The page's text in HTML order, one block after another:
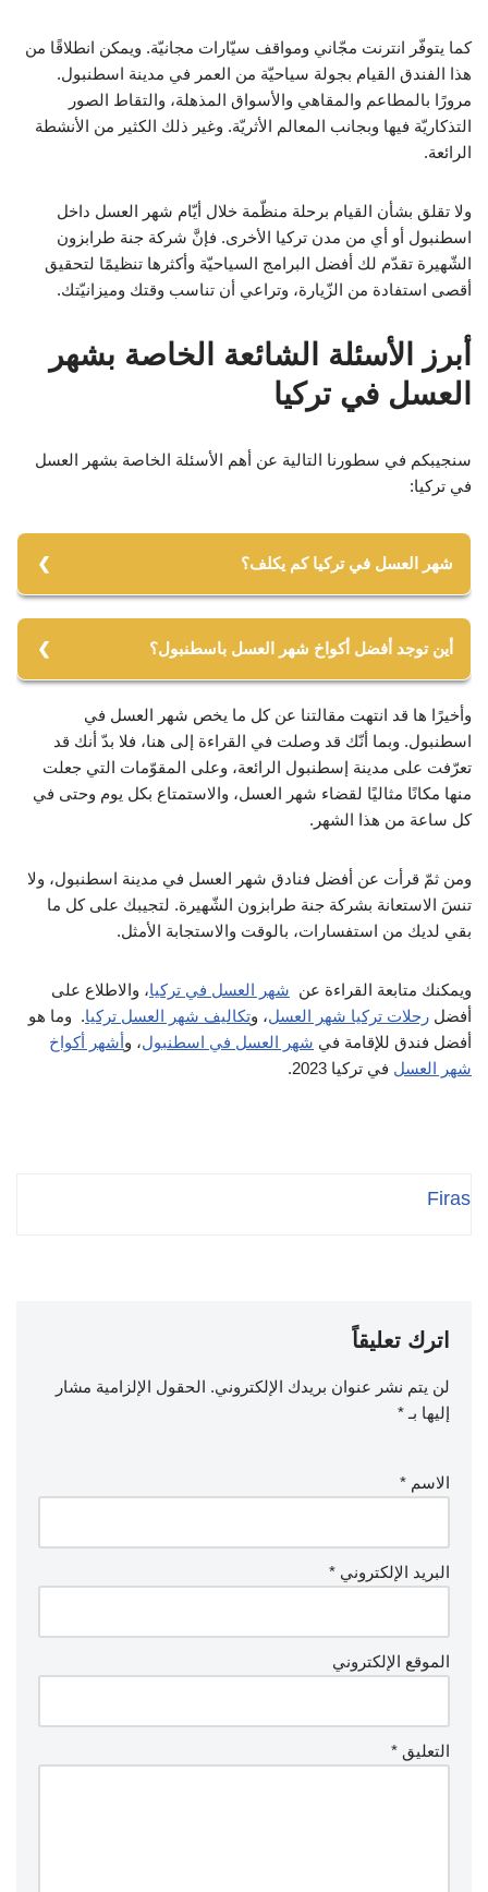
كما يتوفّر انترنت مجّاني ومواقف سيّارات مجانيّة. ويمكن انطلاقًا من
هذا الفندق القيام بجولة سياحيّة من العمر في مدينة اسطنبول.
مرورًا بالمطاعم والمقاهي والأسواق المذهلة، والتقاط الصور
التذكاريّة فيها وبجانب المعالم الأثريّة. وغير ذلك الكثير من الأنشطة
الرائعة.
ولا تقلق بشأن القيام برحلة منظّمة خلال أيّام شهر العسل داخل
اسطنبول أو أي من مدن تركيا الأخرى. فإنَّ شركة جنة طرابزون
الشّهيرة تقدّم لك أفضل البرامج السياحيّة وأكثرها تنظيمًا لتحقيق
أقصى استفادة من الزّيارة، وتراعي أن تناسب وقتك وميزانيّتك.
أبرز الأسئلة الشائعة الخاصة بشهر
العسل في تركيا
سنجيبكم في سطورنا التالية عن أهم الأسئلة الخاصة بشهر العسل
في تركيا:
شهر العسل في تركيا كم يكلف؟
دولارًا. ويمكن لشركة جنة طرابزون الشّهيرة أن تطلعك على آخر
مستجدات الأسعار حول تكلفة شهر العسل في تركيا 2023.
أين توجد أفضل أكواخ شهر العسل باسطنبول؟
الأكواخ الموجودة على سفح التلال الخضراء والمطلّة على البحر
الأسود ومضيق البوسفور. ويمكن لشركة جنة طرابزون الشّهيرة
أن تساعدك في إيجاد الأكواخ المناسبة في المناطق المناسبة
وبالأسعار المناسبة.
وأخيرًا ها قد انتهت مقالتنا عن كل ما يخص شهر العسل في
اسطنبول. وبما أنّك قد وصلت في القراءة إلى هنا، فلا بدّ أنك قد
تعرّفت على مدينة إسطنبول الرائعة، وعلى المقوّمات التي جعلت
منها مكانًا مثاليًا لقضاء شهر العسل، والاستمتاع بكل يوم وحتى في
كل ساعة من هذا الشهر.
ومن ثمّ قرأت عن أفضل فنادق شهر العسل في مدينة اسطنبول، ولا
تنسَ الاستعانة بشركة جنة طرابزون الشّهيرة. لتجيبك على كل ما
بقي لديك من استفسارات، بالوقت والاستجابة الأمثل.
ويمكنك متابعة القراءة عن شهر العسل في تركيا، والاطلاع على
أفضل رحلات تركيا شهر العسل، وتكاليف شهر العسل تركيا. وما هو
أفضل فندق للإقامة في شهر العسل في اسطنبول، وأشهر أكواخ
شهر العسل في تركيا 2023.
Firas
اترك تعليقاً
لن يتم نشر عنوان بريدك الإلكتروني. الحقول الإلزامية مشار
إليها بـ *
الاسم *
البريد الإلكتروني *
الموقع الإلكتروني
التعليق *